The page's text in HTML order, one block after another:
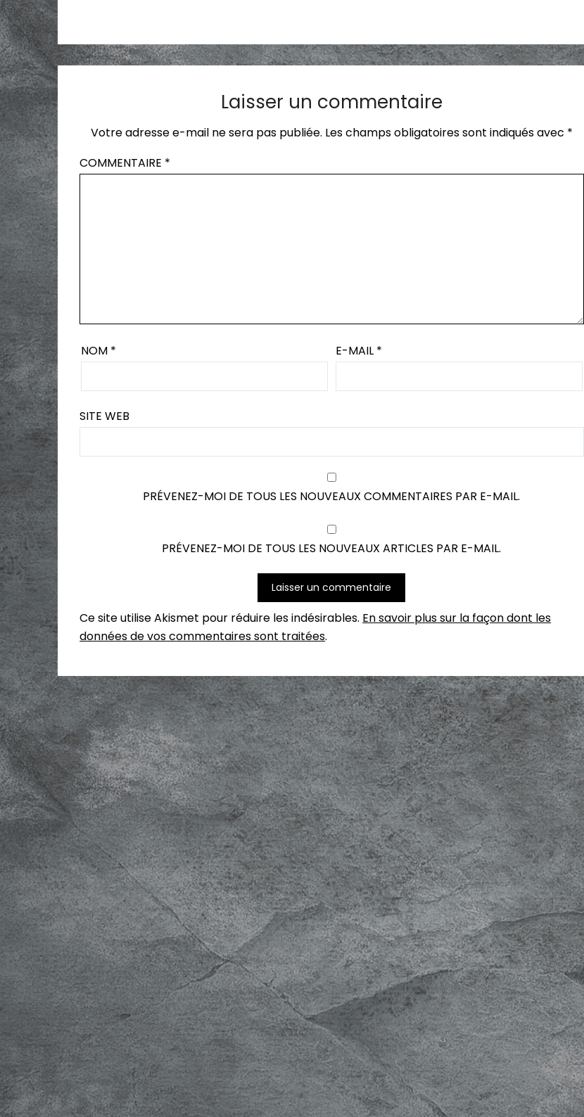
Laisser un commentaire
Votre adresse e-mail ne sera pas publiée. Les champs obligatoires sont indiqués avec *
COMMENTAIRE *
NOM * E-MAIL *
SITE WEB
PRÉVENEZ-MOI DE TOUS LES NOUVEAUX COMMENTAIRES PAR E-MAIL.
PRÉVENEZ-MOI DE TOUS LES NOUVEAUX ARTICLES PAR E-MAIL.
Ce site utilise Akismet pour réduire les indésirables. En savoir plus sur la façon dont les
données de vos commentaires sont traitées.